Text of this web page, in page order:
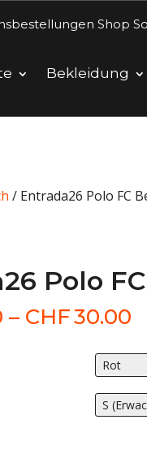
Shop
Bekleidung
/ Entrada26 Polo FC
Polo
– CHF30.00